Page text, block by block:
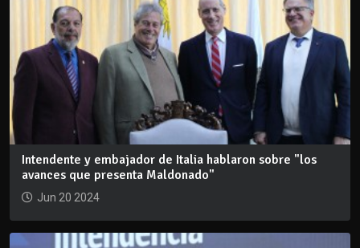
Intendente y embajador de Italia hablaron sobre "los
avances que presenta Maldonado"
Jun 20 2024